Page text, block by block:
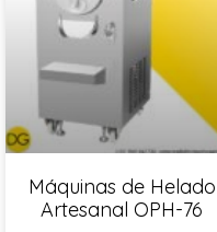
Máquinas de Helado
Artesanal OPH-76